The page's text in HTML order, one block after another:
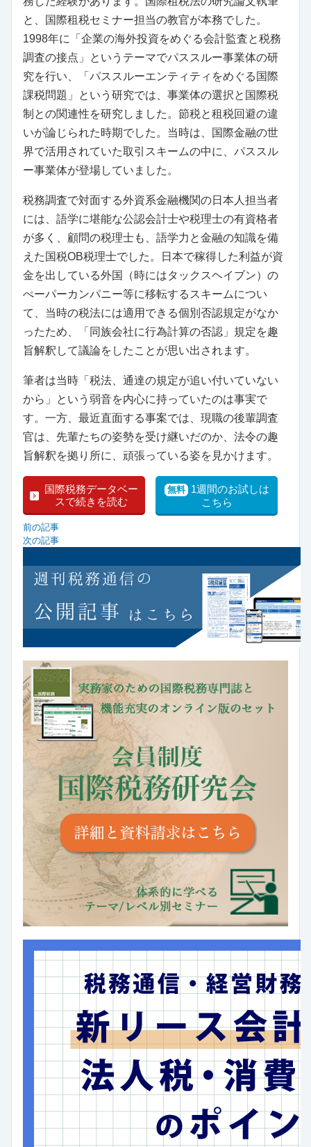
と、国際租税セミナー担当の教官が本務でした。
1998年に「企業の海外投資をめぐる会計監査と税務
調査の接点」というテーマでパススルー事業体の研
究を行い、「パススルーエンティティをめぐる国際
課税問題」という研究では、事業体の選択と国際税
制との関連性を研究しました。節税と租税回避の違
いが論じられた時期でした。当時は、国際金融の世
界で活用されていた取引スキームの中に、パススル
ー事業体が登場していました。
税務調査で対面する外資系金融機関の日本人担当者
には、語学に堪能な公認会計士や税理士の有資格者
が多く、顧問の税理士も、語学力と金融の知識を備
えた国税OB税理士でした。日本で稼得した利益が資
金を出している外国（時にはタックスヘイブン）の
ぺーパーカンパニー等に移転するスキームについ
て、当時の税法には適用できる個別否認規定がなか
ったため、「同族会社に行為計算の否認」規定を趣
旨解釈して議論をしたことが思い出されます。
筆者は当時「税法、通達の規定が追い付いていない
から」という弱音を内心に持っていたのは事実で
す。一方、最近直面する事案では、現職の後輩調査
官は、先輩たちの姿勢を受け継いだのか、法令の趣
旨解釈を拠り所に、頑張っている姿を見かけます。
国際税務データベー
スで続きを読む
無料 1週間のお試しは
こちら
前の記事
次の記事